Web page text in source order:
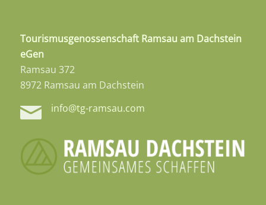
Tourismusgenossenschaft Ramsau am Dachstein
eGen
Ramsau 372
8972 Ramsau am Dachstein
info@tg-ramsau.com